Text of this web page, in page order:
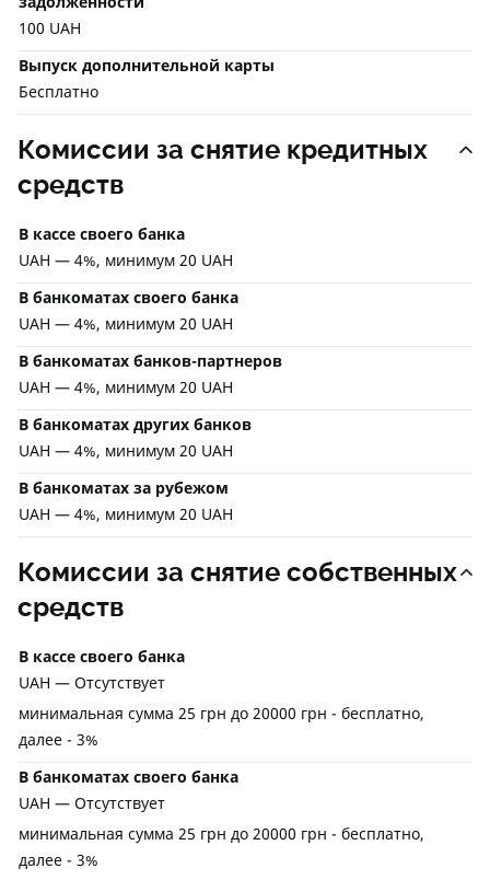
100 UAH
Выпуск дополнительной карты
Бесплатно
Комиссии за снятие кредитных
средств
В кассе своего банка
UAH — 4%, минимум 20 UAH
В банкоматах своего банка
UAH — 4%, минимум 20 UAH
В банкоматах банков-партнеров
UAH — 4%, минимум 20 UAH
В банкоматах других банков
UAH — 4%, минимум 20 UAH
В банкоматах за рубежом
UAH — 4%, минимум 20 UAH
Комиссии за снятие собственных
средств
В кассе своего банка
UAH — Отсутствует
минимальная сумма 25 грн до 20000 грн - бесплатно,
далее - 3%
В банкоматах своего банка
UAH — Отсутствует
минимальная сумма 25 грн до 20000 грн - бесплатно,
далее - 3%